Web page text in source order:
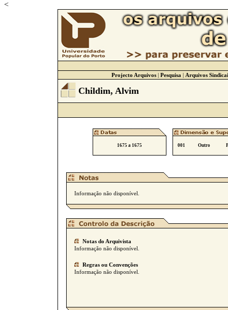
<
Projecto Arquivos| Pesquisa | Arquivos
Childim, Alvim
1675 a 1675 001 Outro
Informação não disponível.
Notas do Arquivista
Informação não disponível.
Regras ou Convenções
Informação não disponível.